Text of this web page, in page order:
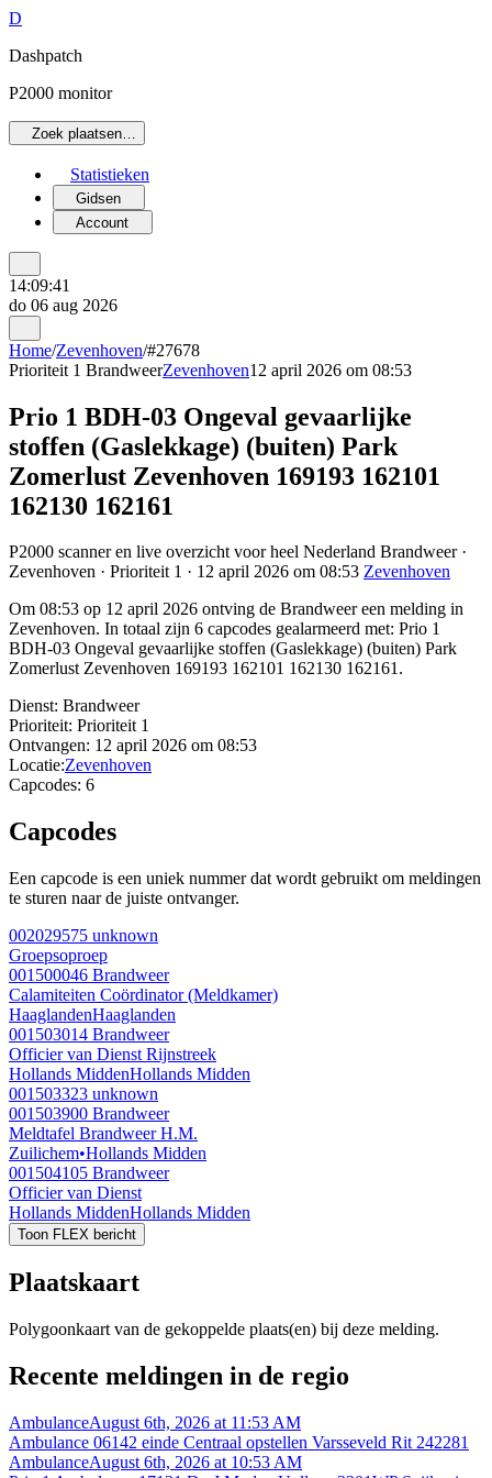
D
Dashpatch
P2000 monitor
Zoek plaatsen…
Statistieken
Gidsen
Account
14:09:41
do 06 aug 2026
Home/Zevenhoven/#27678
Prioriteit 1 BrandweerZevenhoven12 april 2026 om 08:53
Prio 1 BDH-03 Ongeval gevaarlijke
stoffen (Gaslekkage) (buiten) Park
Zomerlust Zevenhoven 169193 162101
162130 162161
P2000 scanner en live overzicht voor heel Nederland Brandweer ·
Zevenhoven · Prioriteit 1 · 12 april 2026 om 08:53 Zevenhoven
Om 08:53 op 12 april 2026 ontving de Brandweer een melding in
Zevenhoven. In totaal zijn 6 capcodes gealarmeerd met: Prio 1
BDH-03 Ongeval gevaarlijke stoffen (Gaslekkage) (buiten) Park
Zomerlust Zevenhoven 169193 162101 162130 162161.
Dienst: Brandweer
Prioriteit: Prioriteit 1
Ontvangen: 12 april 2026 om 08:53
Locatie:Zevenhoven
Capcodes: 6
Capcodes
Een capcode is een uniek nummer dat wordt gebruikt om meldingen
te sturen naar de juiste ontvanger.
002029575 unknown
Groepsoproep
001500046 Brandweer
Calamiteiten Coördinator (Meldkamer)
HaaglandenHaaglanden
001503014 Brandweer
Officier van Dienst Rijnstreek
Hollands MiddenHollands Midden
001503323 unknown
001503900 Brandweer
Meldtafel Brandweer H.M.
Zuilichem•Hollands Midden
001504105 Brandweer
Officier van Dienst
Hollands MiddenHollands Midden
Toon FLEX bericht
Plaatskaart
Polygoonkaart van de gekoppelde plaats(en) bij deze melding.
Recente meldingen in de regio
AmbulanceAugust 6th, 2026 at 11:53 AM
Ambulance 06142 einde Centraal opstellen Varsseveld Rit 242281
AmbulanceAugust 6th, 2026 at 10:53 AM